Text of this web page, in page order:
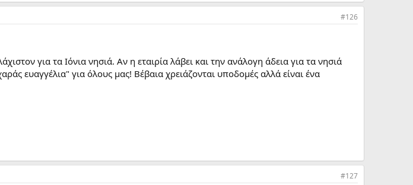
#126
για τα Ιόνια νησιά. Αν η εταιρία λάβει και την ανάλογη άδεια για τα νησιά
ευαγγέλια" για όλους μας! Βέβαια χρειάζονται υποδομές αλλά είναι ένα
#127